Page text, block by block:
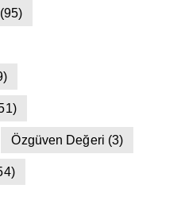
(95)
Özgüven Değeri (3)